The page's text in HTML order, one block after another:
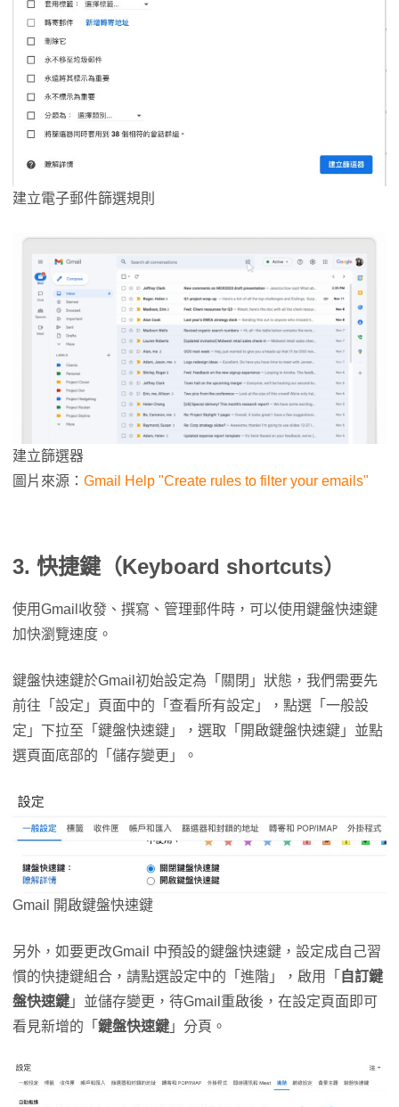
建立電子郵件篩選規則
建立篩選器
圖片來源： Gmail Help "Create rules to filter your emails"
3. 快捷鍵（Keyboard shortcuts）
使用Gmail收發、撰寫、管理郵件時，可以使用鍵盤快速鍵
加快瀏覽速度。
鍵盤快速鍵於Gmail初始設定為「關閉」狀態，我們需要先
前往「設定」頁面中的「查看所有設定」，點選「一般設
定」下拉至「鍵盤快速鍵」，選取「開啟鍵盤快速鍵」並點
選頁面底部的「儲存變更」。
Gmail 開啟鍵盤快速鍵
另外，如要更改Gmail 中預設的鍵盤快速鍵，設定成自己習
慣的快捷鍵組合，請點選設定中的「進階」，啟用「 自訂鍵
盤快速鍵 」並儲存變更，待Gmail重啟後，在設定頁面即可
看見新增的「 鍵盤快速鍵 」分頁。